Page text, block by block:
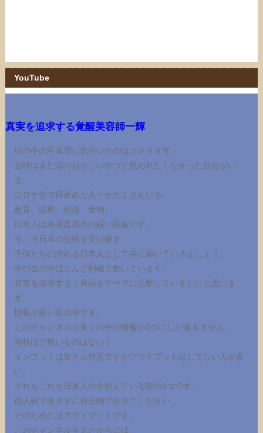
YouTube
真実を追求する覚醒美容師一輝
世の中の不条理に気付いたのは２００６年。
当時はまだ頭のおかしいやつと思われたくなかった自分がい
る。
コロナ化で目覚めた人々がたくさんいる。
教育、医療、経済、食物。
日本人は本来直感力の鋭い民族です。
今こそ日本の伝統を受け継ぎ
子供たちに誇れる日本人として共に築いていきましょう。
今の世の中ほとんど利権で動いています。
真実を追求する！発信をテーマに活動していきたいと思いま
す。
情報が多い世の中です。
このチャンネルも多くの中の情報の1つにしか過ぎません。
無料ほど怖いものはない！
インプットは皆さん得意ですがアウトプットはしてない人が多
い。
それもこれも日本人の今抱えている闇の1つです。
他人軸で生きずに自分軸で生きてください。
そのためにはアウトプットです。
このチャンネルを見たからには